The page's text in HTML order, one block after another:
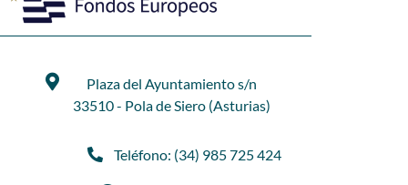
Plaza del Ayuntamiento s/n
33510 - Pola de Siero (Asturias)
Teléfono: (34) 985 725 424